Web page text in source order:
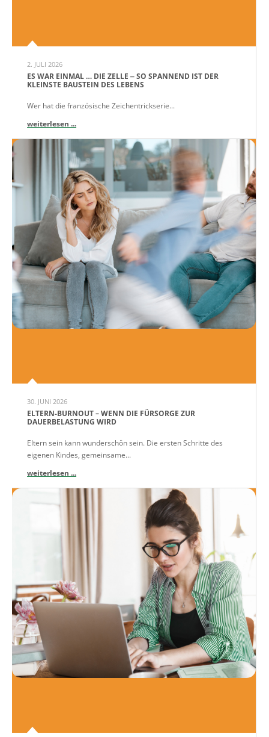
2. JULI 2026
ES WAR EINMAL … DIE ZELLE ‒ SO SPANNEND IST DER
KLEINSTE BAUSTEIN DES LEBENS
Wer hat die französische Zeichentrickserie...
weiterlesen ...
30. JUNI 2026
ELTERN-BURNOUT – WENN DIE FÜRSORGE ZUR
DAUERBELASTUNG WIRD
Eltern sein kann wunderschön sein. Die ersten Schritte des
eigenen Kindes, gemeinsame...
weiterlesen ...